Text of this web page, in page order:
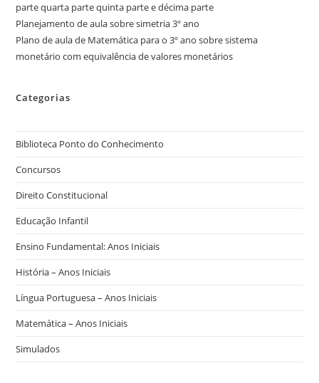
parte quarta parte quinta parte e décima parte
Planejamento de aula sobre simetria 3º ano
Plano de aula de Matemática para o 3º ano sobre sistema
monetário com equivalência de valores monetários
Categorias
Biblioteca Ponto do Conhecimento
Concursos
Direito Constitucional
Educação Infantil
Ensino Fundamental: Anos Iniciais
História – Anos Iniciais
Língua Portuguesa – Anos Iniciais
Matemática – Anos Iniciais
Simulados